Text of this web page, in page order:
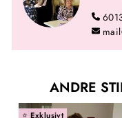
ANDRE
⭐️ Exklusivt